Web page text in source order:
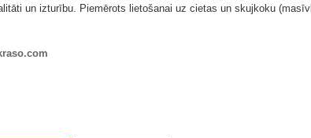
un izturību. Piemērots lietošanai uz cietas un skujkoku